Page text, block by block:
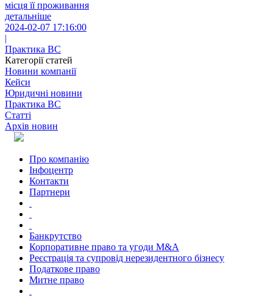
місця її проживання
детальніше
2024-02-07 17:16:00
|
Практика ВС
Категорії статей
Новини компанії
Кейси
Юридичні новини
Практика ВС
Статті
Архів новин
Про компанію
Інфоцентр
Контакти
Партнери
Банкрутство
Корпоративне право та угоди M&A
Реєстрація та супровід нерезидентного бізнесу
Податкове право
Митне право